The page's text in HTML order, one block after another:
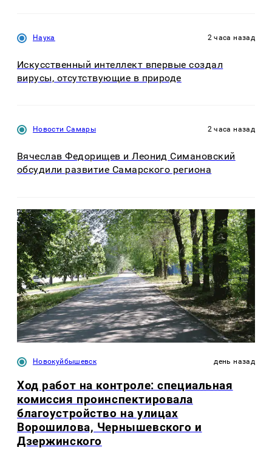
Наука 2 часа назад
Искусственный интеллект впервые создал
вирусы, отсутствующие в природе
Новости Самары 2 часа назад
Вячеслав Федорищев и Леонид Симановский
обсудили развитие Самарского региона
Новокуйбышевск день назад
Ход работ на контроле: специальная
комиссия проинспектировала
благоустройство на улицах
Ворошилова, Чернышевского и
Дзержинского